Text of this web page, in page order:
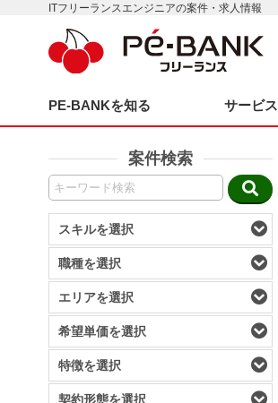
ITフリーランスエンジニアの案件・求人情報
PE-BANKを知る サービ
案件検索
スキルを選択
職種を選択
エリアを選択
希望単価を選択
特徴を選択
契約形態を選択